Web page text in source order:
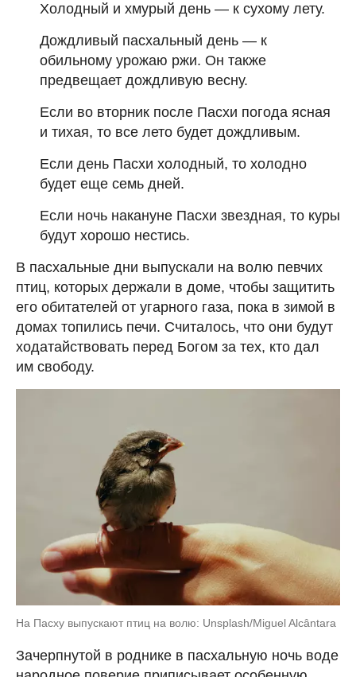
Холодный и хмурый день — к сухому лету.
Дождливый пасхальный день — к
обильному урожаю ржи. Он также
предвещает дождливую весну.
Если во вторник после Пасхи погода ясная
и тихая, то все лето будет дождливым.
Если день Пасхи холодный, то холодно
будет еще семь дней.
Если ночь накануне Пасхи звездная, то куры
будут хорошо нестись.
В пасхальные дни выпускали на волю певчих
птиц, которых держали в доме, чтобы защитить
его обитателей от угарного газа, пока в зимой в
домах топились печи. Считалось, что они будут
ходатайствовать перед Богом за тех, кто дал
им свободу.
На Пасху выпускают птиц на волю: Unsplash/Miguel Alcântara
Зачерпнутой в роднике в пасхальную ночь воде